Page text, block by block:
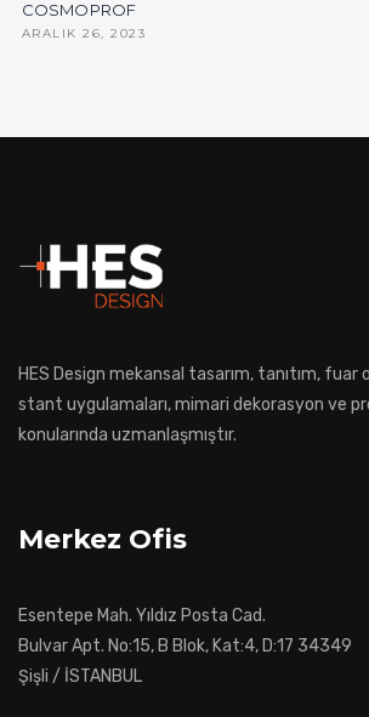
COSMOPROF
ARALIK 26, 2023
HES Design mekansal tasarım, tanıtım, fuar
stant uygulamaları, mimari dekorasyon ve
konularında uzmanlaşmıştır.
Merkez Ofis
Esentepe Mah. Yıldız Posta Cad.
Bulvar Apt. No:15, B Blok, Kat:4, D:17 34349
Şişli / İSTANBUL